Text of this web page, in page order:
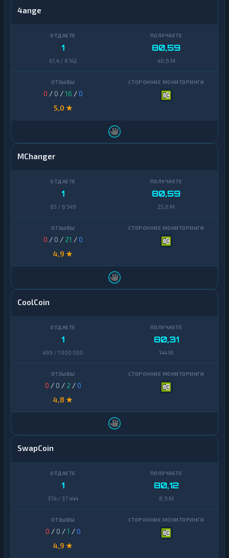
4ange
1
61,4 / 6 142
80,59
40,6 M
0 / 0 /16 /0
5,0 ★
MChanger
1
65 / 6 549
80,59
25,6 M
0 / 0 / 21 /0
4,9 ★
CoolCoin
1
499 / 1 000 000
80,31
144 M
0 / 0 / 2 /0
4,8 ★
SwapCoin
1
374 / 37 444
80,12
8,9 M
0 / 0 /1 /0
4,9 ★